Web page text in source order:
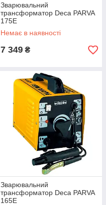
Зварювальний
трансформатор Deca PARVA
175E
Немає в наявності
7 349 ₴
Зварювальний
трансформатор Deca PARVA
165E